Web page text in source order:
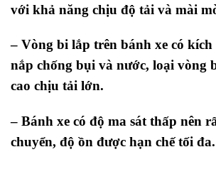
với khả năng chịu độ tải và mài
– Vòng bi lắp trên bánh xe có kích
nắp chống bụi và nước, loại vòng
cao chịu tải lớn.
– Bánh xe có độ ma sát thấp nên
chuyển, độ ồn được hạn chế tối đa.